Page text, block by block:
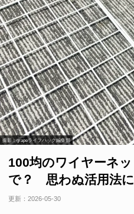
撮影：grapeライフハック編集部
100均のワイヤーネ
で？ 思わぬ活用法に
更新： 2026-05-30